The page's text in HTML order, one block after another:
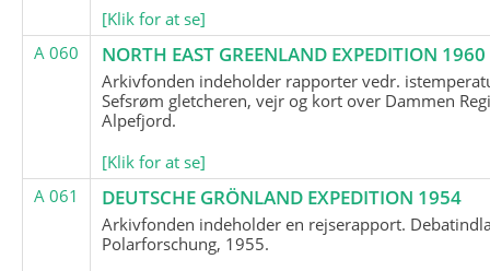
[Klik for at se]
A 060
NORTH EAST GREENLAND EXPEDITION 1960
Arkivfonden indeholder rapporter vedr.
Sefsrøm gletcheren, vejr og kort over Dammen
Alpefjord.
[Klik for at se]
A 061
DEUTSCHE GRÖNLAND EXPEDITION 1954
Arkivfonden indeholder en rejserapport.
Polarforschung, 1955.